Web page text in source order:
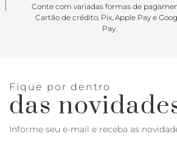
Conte com variadas formas de
Cartão de crédito, Pix, Apple Pay e
Pay.
Fique por dentro
das
Informe seu e-mail e receba as